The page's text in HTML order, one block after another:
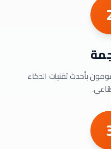
بأحدث تقنيات الذكاء